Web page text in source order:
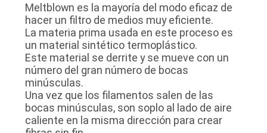
CONTACTO
CON
PIDA
UNA
CITA
Meltblown es la mayoría del modo eficaz de
hacer un filtro de medios muy eficiente.
La materia prima usada en este proceso es
un material sintético termoplástico.
Este material se derrite y se mueve con un
número del gran número de bocas
minúsculas.
Una vez que los filamentos salen de las
bocas minúsculas, son soplo al lado de aire
caliente en la misma dirección para crear